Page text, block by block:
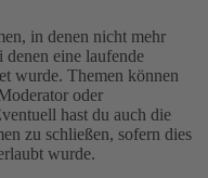
in denen nicht mehr
eine laufende
wurde. Themen können
oder
hast du auch die
zu schließen, sofern dies
wurde.